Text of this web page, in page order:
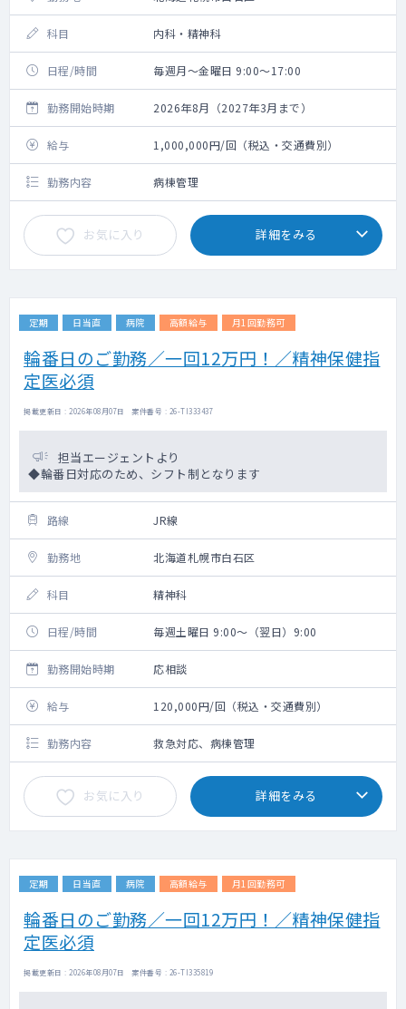
科目 内科・精神科
日程/時間 毎週月～金曜日 9:00～17:00
勤務開始時期 2026年8月（2027年3月まで）
給与 1,000,000円/回（税込・交通費別）
勤務内容 病棟管理
お気に入り 詳細をみる
定期 日当直 病院 高額給与 月1回勤務可
輪番日のご勤務／一回12万円！／精神保健指
定医必須
掲載更新日 : 2026年08月07日 案件番号 : 26-TI333437
担当エージェントより
◆輪番日対応のため、シフト制となります
路線 JR線
勤務地 北海道札幌市白石区
科目 精神科
日程/時間 毎週土曜日 9:00～（翌日）9:00
勤務開始時期 応相談
給与 120,000円/回（税込・交通費別）
勤務内容 救急対応、病棟管理
お気に入り 詳細をみる
定期 日当直 病院 高額給与 月1回勤務可
輪番日のご勤務／一回12万円！／精神保健指
定医必須
掲載更新日 : 2026年08月07日 案件番号 : 26-TI335819